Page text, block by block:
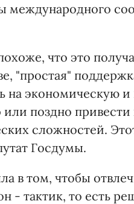
что это
"простая"
на экономическую
поздно привести
сложностей.
Госдумы.
в том, чтобы
- тактик, то есть